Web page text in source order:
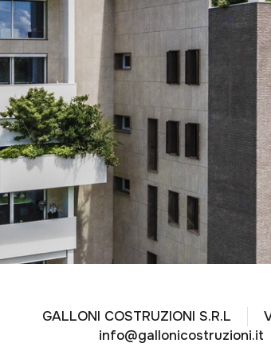
GALLONI COSTRUZIONI S.R.L
info@gallonicostruzioni.it